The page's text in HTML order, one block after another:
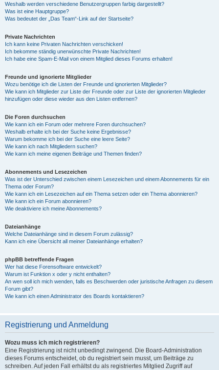
Weshalb werden verschiedene Benutzergruppen farbig dargestellt?
Was ist eine Hauptgruppe?
Was bedeutet der „Das Team“-Link auf der Startseite?
Private Nachrichten
Ich kann keine Privaten Nachrichten verschicken!
Ich bekomme ständig unerwünschte Private Nachrichten!
Ich habe eine Spam-E-Mail von einem Mitglied dieses Forums erhalten!
Freunde und ignorierte Mitglieder
Wozu benötige ich die Listen der Freunde und ignorierten Mitglieder?
Wie kann ich Mitglieder zur Liste der Freunde oder zur Liste der ignorierten Mitglieder
hinzufügen oder diese wieder aus den Listen entfernen?
Die Foren durchsuchen
Wie kann ich ein Forum oder mehrere Foren durchsuchen?
Weshalb erhalte ich bei der Suche keine Ergebnisse?
Warum bekomme ich bei der Suche eine leere Seite?
Wie kann ich nach Mitgliedern suchen?
Wie kann ich meine eigenen Beiträge und Themen finden?
Abonnements und Lesezeichen
Was ist der Unterschied zwischen einem Lesezeichen und einem Abonnements für ein
Thema oder Forum?
Wie kann ich ein Lesezeichen auf ein Thema setzen oder ein Thema abonnieren?
Wie kann ich ein Forum abonnieren?
Wie deaktiviere ich meine Abonnements?
Dateianhänge
Welche Dateianhänge sind in diesem Forum zulässig?
Kann ich eine Übersicht all meiner Dateianhänge erhalten?
phpBB betreffende Fragen
Wer hat diese Forensoftware entwickelt?
Warum ist Funktion x oder y nicht enthalten?
An wen soll ich mich wenden, falls es Beschwerden oder juristische Anfragen zu diesem
Forum gibt?
Wie kann ich einen Administrator des Boards kontaktieren?
Registrierung und Anmeldung
Wozu muss ich mich registrieren?
Eine Registrierung ist nicht unbedingt zwingend. Die Board-Administration
dieses Forums entscheidet, ob du registriert sein musst, um Beiträge zu
schreiben. Auf jeden Fall erhältst du als registriertes Mitglied Zugriff auf